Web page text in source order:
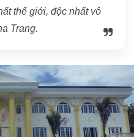
thế giới, độc nhất vô
Trang.